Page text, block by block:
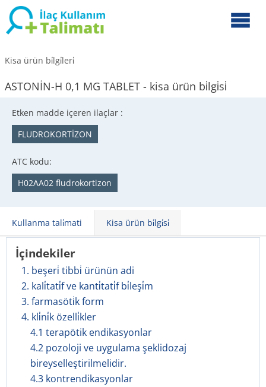
Kisa ürün bi̇lgi̇leri̇
ASTONİN-H 0,1 MG TABLET - kisa ürün bi̇lgi̇si̇
Etken madde içeren ilaçlar :
FLUDROKORTİZON
ATC kodu:
H02AA02 fludrokortizon
Kullanma tali̇mati Kisa ürün bi̇lgi̇si̇
İçindekiler
1. beşeri̇ tibbi̇ ürünün adi
2. kali̇tati̇f ve kanti̇tati̇f bi̇leşi̇m
3. farmasöti̇k form
4. kli̇ni̇k özelli̇kler
4.1 terapötik endikasyonlar
4.2 pozoloji ve uygulama şeklidozaj
bireyselleştirilmelidir.
4.3 kontrendikasyonlar